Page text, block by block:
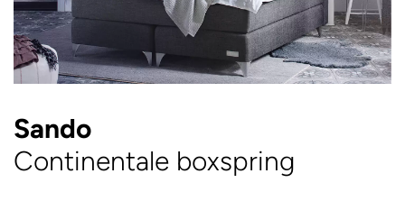
Sando
Continentale boxspring